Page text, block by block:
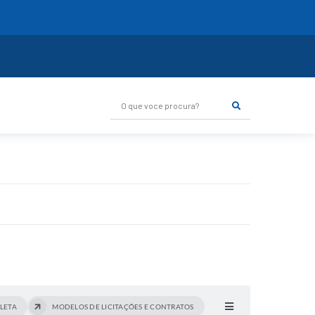
O que voce procura?
MODELOS DE LICITAÇÕES E CONTRATOS